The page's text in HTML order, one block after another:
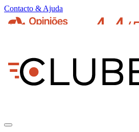
Contacto & Ajuda